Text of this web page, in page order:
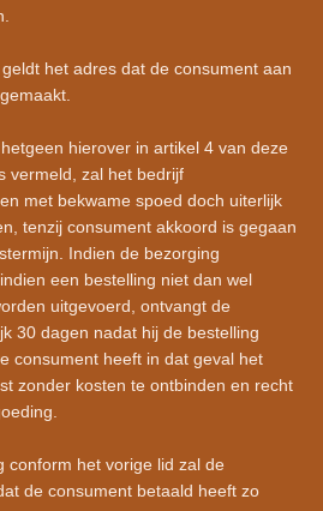
het adres dat de consument aan
hierover in artikel 4 van deze
vermeld, zal het bedrijf
met bekwame spoed doch uiterlijk
tenzij consument akkoord is gegaan
Indien de bezorging
een bestelling niet dan wel
uitgevoerd, ontvangt de
30 dagen nadat hij de bestelling
consument heeft in dat geval het
zonder kosten te ontbinden en recht
het vorige lid zal de
de consument betaald heeft zo